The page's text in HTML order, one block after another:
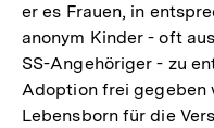
er es Frauen, in
anonym Kinder - oft
SS-Angehöriger - zu
Adoption frei gegeben
Lebensborn für die